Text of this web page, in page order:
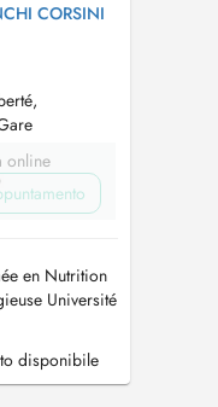
CORSINI
online
en Nutrition
Université
São Paulo),
dans
et perte
disponibile